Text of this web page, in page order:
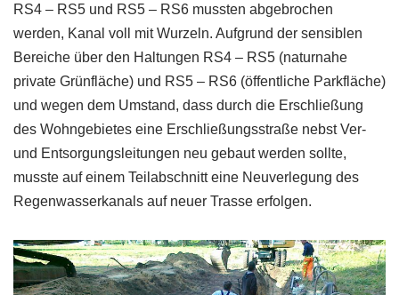
RS4 – RS5 und RS5 – RS6 mussten abgebrochen
werden, Kanal voll mit Wurzeln. Aufgrund der sensiblen
Bereiche über den Haltungen RS4 – RS5 (naturnahe
private Grünfläche) und RS5 – RS6 (öffentliche Parkfläche)
und wegen dem Umstand, dass durch die Erschließung
des Wohngebietes eine Erschließungsstraße nebst Ver-
und Entsorgungsleitungen neu gebaut werden sollte,
musste auf einem Teilabschnitt eine Neuverlegung des
Regenwasserkanals auf neuer Trasse erfolgen.